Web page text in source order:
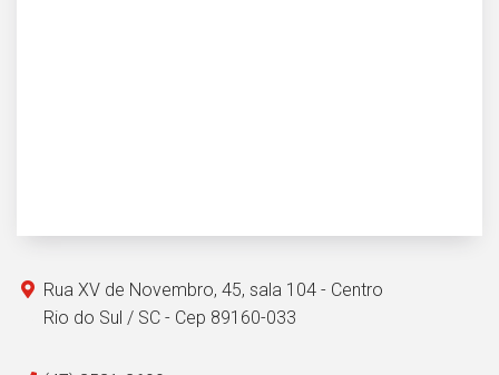
Rua XV de Novembro, 45, sala 104 - Centro
Rio do Sul / SC - Cep 89160-033